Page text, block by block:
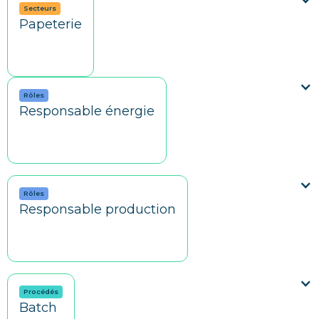
Secteurs
Papeterie
Rôles
Responsable énergie
Rôles
Responsable production
Procédés
Batch